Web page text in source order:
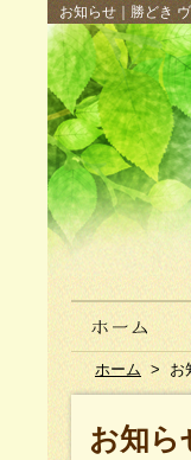
お知らせ｜勝どき
ホーム > お
お知ら